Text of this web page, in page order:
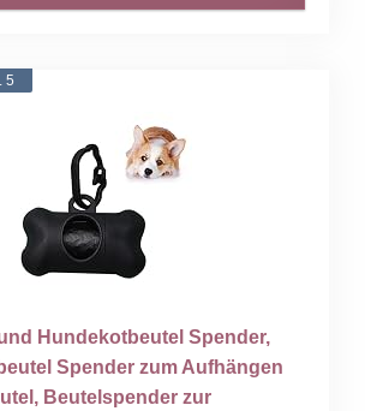
5
Hundekotbeutel Spender,
Spender zum Aufhängen
Beutelspender zur